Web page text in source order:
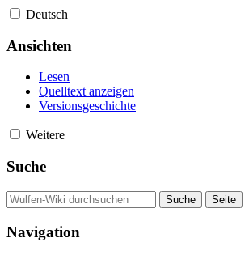
Deutsch
Ansichten
Lesen
Quelltext anzeigen
Versionsgeschichte
Weitere
Suche
Navigation